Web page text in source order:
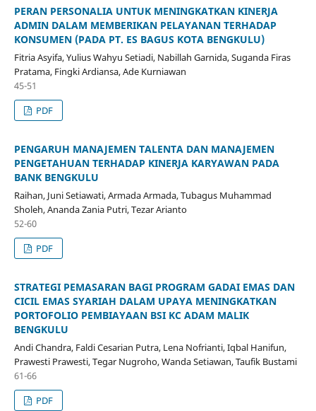
PERAN PERSONALIA UNTUK MENINGKATKAN KINERJA
ADMIN DALAM MEMBERIKAN PELAYANAN TERHADAP
KONSUMEN (PADA PT. ES BAGUS KOTA BENGKULU)
Fitria Asyifa, Yulius Wahyu Setiadi, Nabillah Garnida, Suganda Firas
Pratama, Fingki Ardiansa, Ade Kurniawan
45-51
PDF
PENGARUH MANAJEMEN TALENTA DAN MANAJEMEN
PENGETAHUAN TERHADAP KINERJA KARYAWAN PADA
BANK BENGKULU
Raihan, Juni Setiawati, Armada Armada, Tubagus Muhammad
Sholeh, Ananda Zania Putri, Tezar Arianto
52-60
PDF
STRATEGI PEMASARAN BAGI PROGRAM GADAI EMAS DAN
CICIL EMAS SYARIAH DALAM UPAYA MENINGKATKAN
PORTOFOLIO PEMBIAYAAN BSI KC ADAM MALIK
BENGKULU
Andi Chandra, Faldi Cesarian Putra, Lena Nofrianti, Iqbal Hanifun,
Prawesti Prawesti, Tegar Nugroho, Wanda Setiawan, Taufik Bustami
61-66
PDF